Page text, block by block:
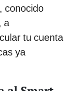
conocido
a
tu cuenta
ya